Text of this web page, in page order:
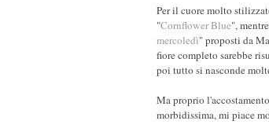
Per il cuore molto
"Cornflower Blue",
mercoledì" proposti da
fiore completo sarebbe
poi tutto si nasconde
Ma proprio
morbidissima, mi piace